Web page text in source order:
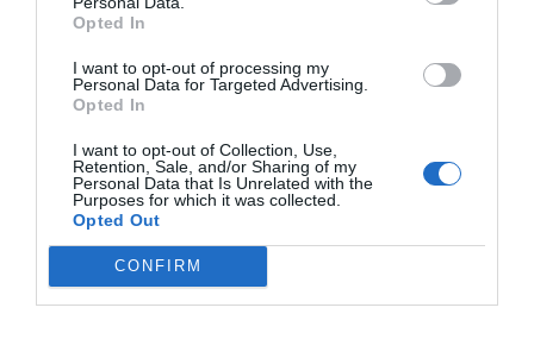
Opted In
I want to opt-out of processing my
Personal Data for Targeted Advertising.
Opted In
I want to opt-out of Collection, Use,
Retention, Sale, and/or Sharing of my
Personal Data that Is Unrelated with the
Purposes for which it was collected.
Opted Out
CONFIRM